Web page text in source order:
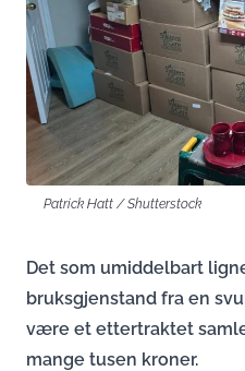
Patrick Hatt / Shutterstock
Det som umiddelbart
bruksgjenstand fra en
være et ettertraktet
mange tusen kroner.